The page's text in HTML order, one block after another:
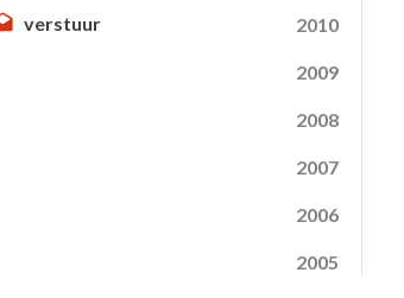
verstuur 2010
2009
2008
2007
2006
2005